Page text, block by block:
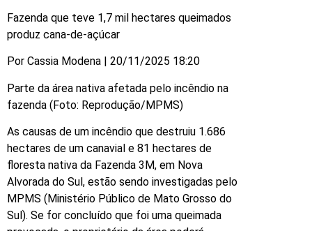
Fazenda que teve 1,7 mil hectares queimados
produz cana-de-açúcar
Por Cassia Modena | 20/11/2025 18:20
Parte da área nativa afetada pelo incêndio na
fazenda (Foto: Reprodução/MPMS)
As causas de um incêndio que destruiu 1.686
hectares de um canavial e 81 hectares de
floresta nativa da Fazenda 3M, em Nova
Alvorada do Sul, estão sendo investigadas pelo
MPMS (Ministério Público de Mato Grosso do
Sul). Se for concluído que foi uma queimada